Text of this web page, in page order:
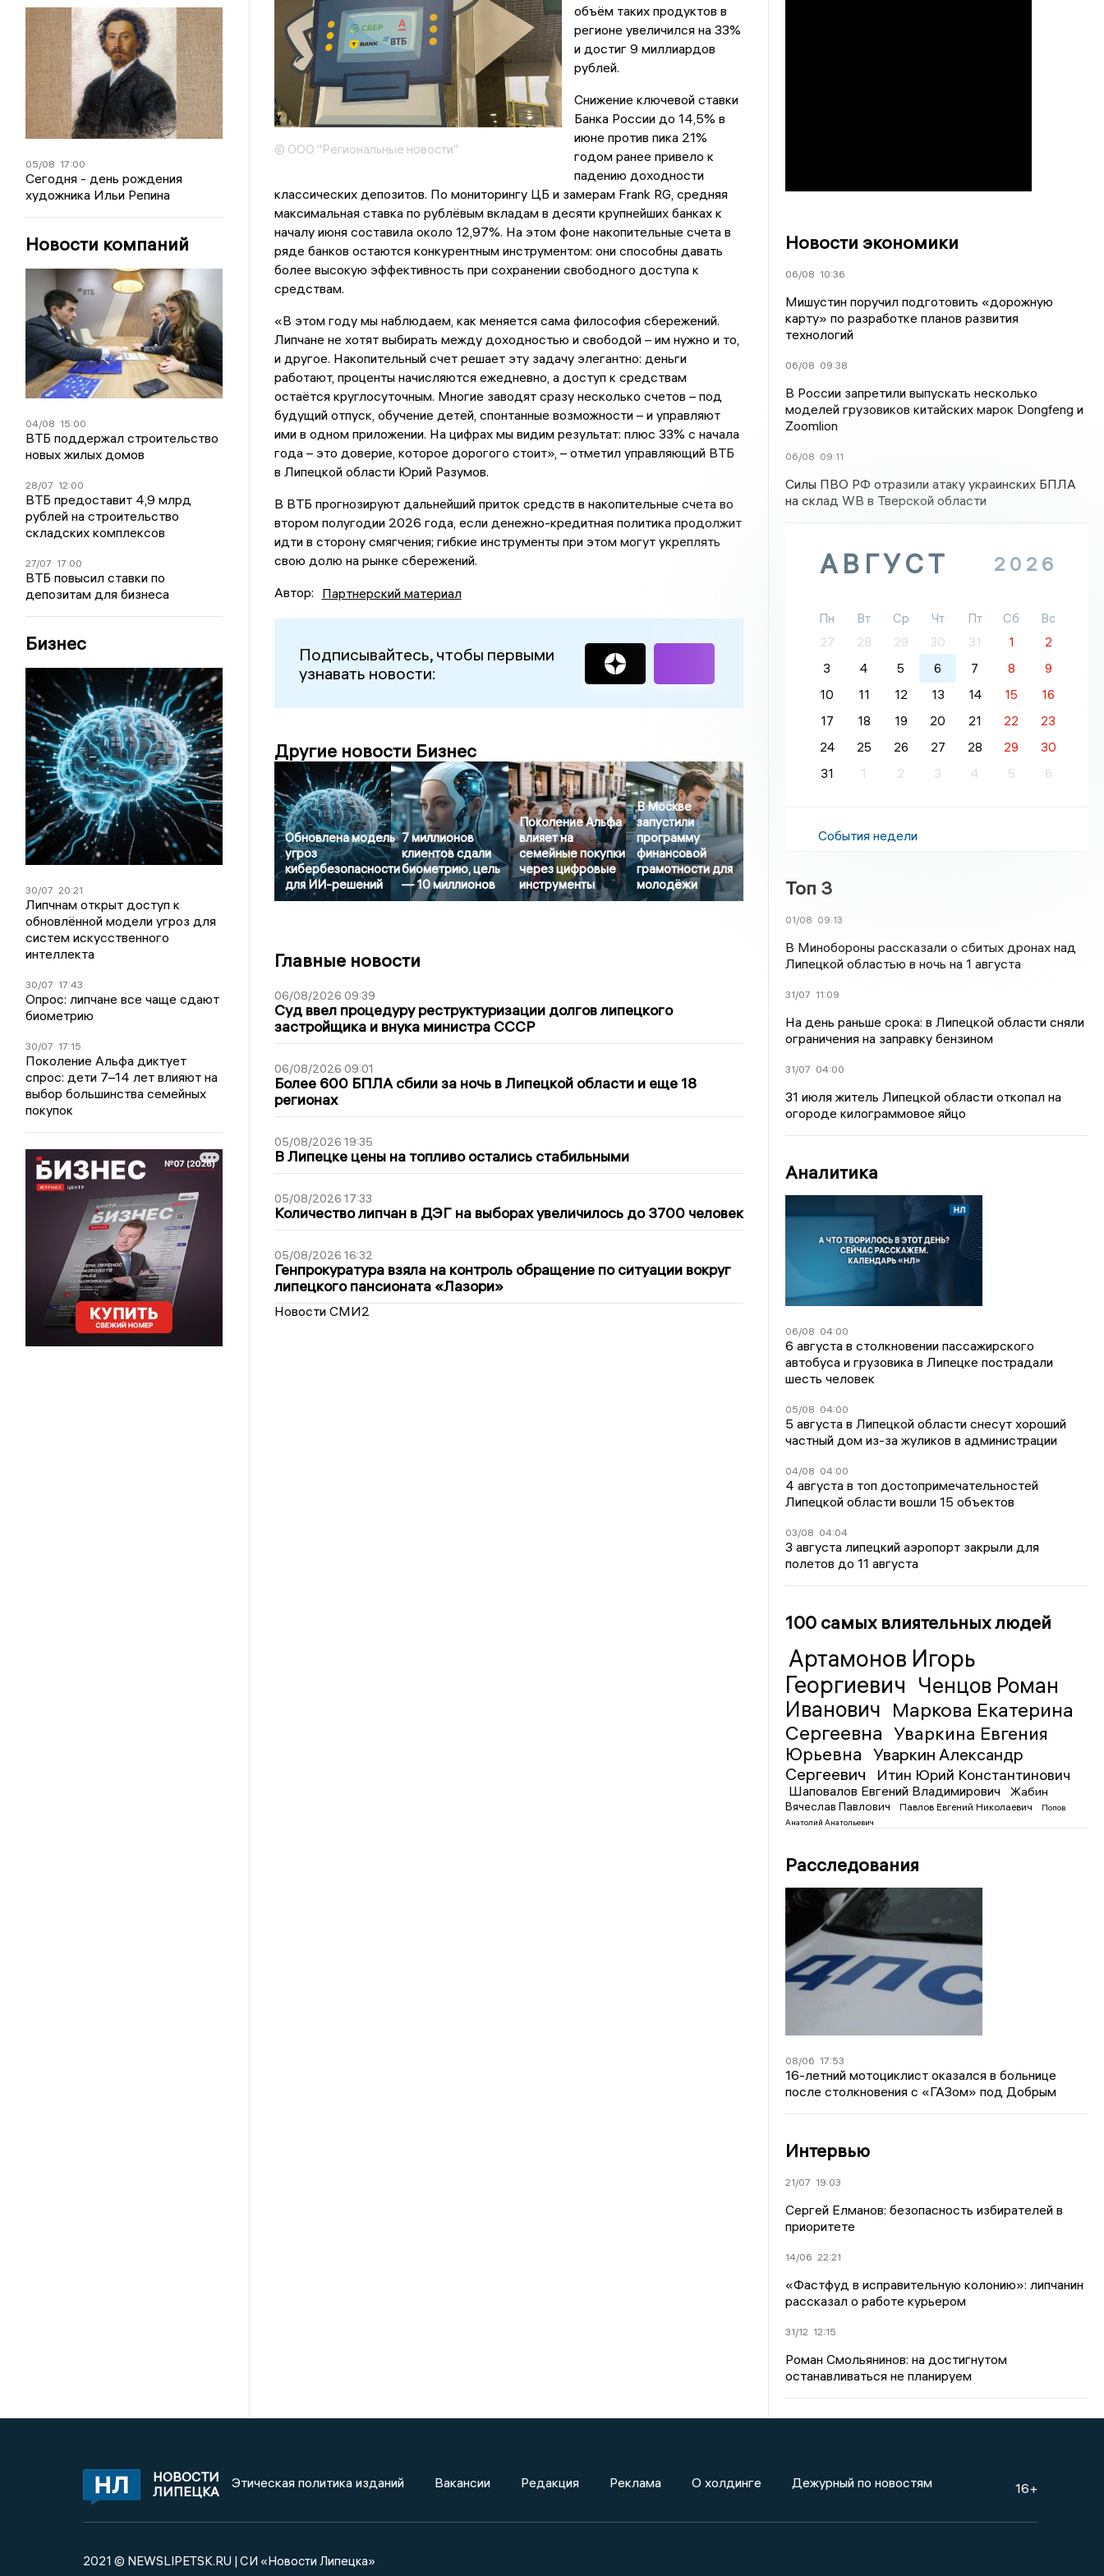
05/08 17:00
Сегодня - день рождения
художника Ильи Репина
Новости компаний
04/08 15:00
ВТБ поддержал строительство
новых жилых домов
28/07 12:00
ВТБ предоставит 4,9 млрд
рублей на строительство
складских комплексов
27/07 17:00
ВТБ повысил ставки по
депозитам для бизнеса
Бизнес
30/07 20:21
Липчнам открыт доступ к
обновлённой модели угроз для
систем искусственного
интеллекта
30/07 17:43
Опрос: липчане все чаще сдают
биометрию
30/07 17:15
Поколение Альфа диктует
спрос: дети 7–14 лет влияют на
выбор большинства семейных
покупок
© ООО "Региональные новости"
объём таких продуктов в
регионе увеличился на 33%
и достиг 9 миллиардов
рублей.
Снижение ключевой ставки
Банка России до 14,5% в
июне против пика 21%
годом ранее привело к
падению доходности
классических депозитов. По мониторингу ЦБ и замерам Frank RG, средняя
максимальная ставка по рублёвым вкладам в десяти крупнейших банках к
началу июня составила около 12,97%. На этом фоне накопительные счета в
ряде банков остаются конкурентным инструментом: они способны давать
более высокую эффективность при сохранении свободного доступа к
средствам.
«В этом году мы наблюдаем, как меняется сама философия сбережений.
Липчане не хотят выбирать между доходностью и свободой – им нужно и то,
и другое. Накопительный счет решает эту задачу элегантно: деньги
работают, проценты начисляются ежедневно, а доступ к средствам
остаётся круглосуточным. Многие заводят сразу несколько счетов – под
будущий отпуск, обучение детей, спонтанные возможности – и управляют
ими в одном приложении. На цифрах мы видим результат: плюс 33% с начала
года – это доверие, которое дорогого стоит», – отметил управляющий ВТБ
в Липецкой области Юрий Разумов.
В ВТБ прогнозируют дальнейший приток средств в накопительные счета во
втором полугодии 2026 года, если денежно-кредитная политика продолжит
идти в сторону смягчения; гибкие инструменты при этом могут укреплять
свою долю на рынке сбережений.
Автор: Партнерский материал
Подписывайтесь, чтобы первыми
узнавать новости:
Другие новости Бизнес
Обновлена модель
угроз
кибербезопасности
для ИИ-решений
7 миллионов
клиентов сдали
биометрию, цель
— 10 миллионов
Поколение Альфа
влияет на
семейные покупки
через цифровые
инструменты
В Москве
запустили
программу
финансовой
грамотности для
молодёжи
Главные новости
06/08/2026 09:39
Суд ввел процедуру реструктуризации долгов липецкого
застройщика и внука министра СССР
06/08/2026 09:01
Более 600 БПЛА сбили за ночь в Липецкой области и еще 18
регионах
05/08/2026 19:35
В Липецке цены на топливо остались стабильными
05/08/2026 17:33
Количество липчан в ДЭГ на выборах увеличилось до 3700 человек
05/08/2026 16:32
Генпрокуратура взяла на контроль обращение по ситуации вокруг
липецкого пансионата «Лазори»
Новости СМИ2
Новости экономики
06/08 10:36
Мишустин поручил подготовить «дорожную
карту» по разработке планов развития
технологий
06/08 09:38
В России запретили выпускать несколько
моделей грузовиков китайских марок Dongfeng и
Zoomlion
06/08 09:11
Силы ПВО РФ отразили атаку украинских БПЛА
на склад WB в Тверской области
АВГУСТ 2026
Пн Вт Ср Чт Пт Сб
Вс
27
28 29 30 31 1
2
3
4 5 6 7 8
9
10
11 12 13 14 15
16
17
18 19 20 21 22
23
24
25 26 27 28 29
30
31
1 2 3 4 5 6
События недели
Топ 3
01/08 09:13
В Минобороны рассказали о сбитых дронах над
Липецкой областью в ночь на 1 августа
31/07 11:09
На день раньше срока: в Липецкой области сняли
ограничения на заправку бензином
31/07 04:00
31 июля житель Липецкой области откопал на
огороде килограммовое яйцо
Аналитика
06/08 04:00
6 августа в столкновении пассажирского
автобуса и грузовика в Липецке пострадали
шесть человек
05/08 04:00
5 августа в Липецкой области снесут хороший
частный дом из-за жуликов в администрации
04/08 04:00
4 августа в топ достопримечательностей
Липецкой области вошли 15 объектов
03/08 04:04
3 августа липецкий аэропорт закрыли для
полетов до 11 августа
100 самых влиятельных людей
Артамонов Игорь
Георгиевич Ченцов Роман
Иванович Маркова Екатерина
Сергеевна Уваркина Евгения
Юрьевна
Уваркин Александр
Сергеевич
Итин Юрий Константинович
Шаповалов Евгений Владимирович
Жабин
Вячеслав Павлович
Павлов Евгений Николаевич
Попов
Анатолий Анатольевич
Расследования
08/06 17:53
16-летний мотоциклист оказался в больнице
после столкновения с «ГАЗом» под Добрым
Интервью
21/07 19:03
Сергей Елманов: безопасность избирателей в
приоритете
14/06 22:21
«Фастфуд в исправительную колонию»: липчанин
рассказал о работе курьером
31/12 12:15
Роман Смольянинов: на достигнутом
останавливаться не планируем
НОВОСТИ
ЛИПЕЦКА
Этическая политика изданий Вакансии Редакция Реклама О холдинге Дежурный по новостям 16+
2021 © NEWSLIPETSK.RU | СИ «Новости Липецка»